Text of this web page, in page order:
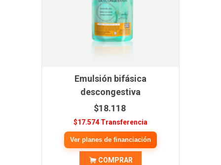
Emulsión bifásica
descongestiva
$18.118
$17.574 Transferencia
Ver planes de financiación
COMPRAR